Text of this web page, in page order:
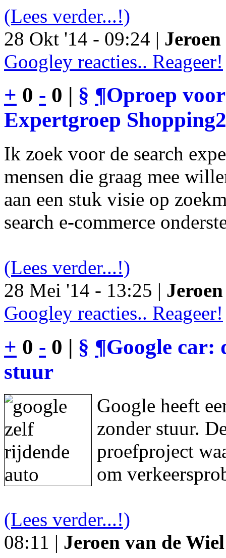
(Lees verder...!)
28 Okt '14 - 09:24 |
Googley reacties.. Reageer!
+ 0 - 0 | § ¶Oproep
Expertgroep
Ik zoek voor de search
mensen die graag mee
aan een stuk visie op
search e-commerce
(Lees verder...!)
28 Mei '14 - 13:25 |
Googley reacties.. Reageer!
+ 0 - 0 | § ¶Google car:
stuur
Google heeft
zonder stuur.
proefproject
om
(Lees verder...!)
08:11 | Jeroen van de Wiel